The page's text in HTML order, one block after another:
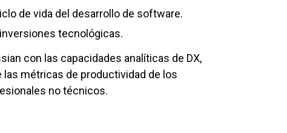
de vida del desarrollo de software.
tecnológicas.
con las capacidades analíticas de DX,
métricas de productividad de los
no técnicos.